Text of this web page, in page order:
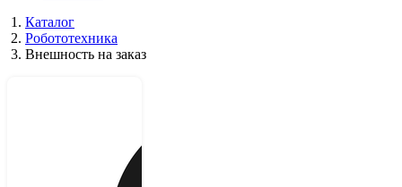
Каталог
Робототехника
Внешность на заказ